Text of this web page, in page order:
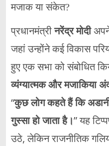
मजाक या संकेत?
प्रधानमंत्रीनरेंद्र मोदी
जहां उन्होंने कई विकास
हुए एक सभा को संबोधित
व्यंग्यात्मक और मजाकिया
“कुछ लोग कहते हैं कि
गुस्सा हो जाता है।” यह
उठे, लेकिन राजनीतिक